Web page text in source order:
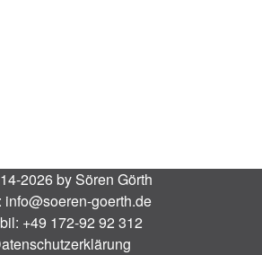
2026 by Sören Görth
info@soeren-goerth.de
+49 172-92 92 312